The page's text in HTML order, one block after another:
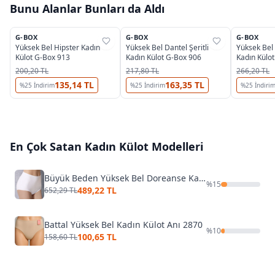
Bunu Alanlar Bunları da Aldı
%43
G-BOX
Yüksek Bel Hipster Kadın
Külot G-Box 913
200,20 TL
%25 İndirim135,14 TL
%37
G-BOX
Yüksek Bel Dantel Şeritli
Kadın Külot G-Box 906
217,80 TL
%25 İndirim163,35 TL
%37
G-BOX
Yüksek
Kadın
266,20 TL
%25 İndirim
En Çok Satan Kadın Külot Modelleri
Büyük Beden Yüksek Bel Doreanse Kadın Modal Slip 7161P
652,29 TL489,22 TL
%15
Battal Yüksek Bel Kadın Külot Anı 2870
158,60 TL100,65 TL
%10